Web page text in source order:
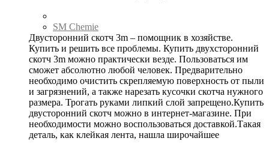
SM Chemie
Двусторонний скотч 3m – помощник в хозяйстве.
Купить и решить все проблемы. Купить двухсторонний
скотч 3m можно практически везде. Пользоваться им
сможет абсолютно любой человек. Предварительно
необходимо очистить скрепляемую поверхность от пыли
и загрязнений, а также нарезать кусочки скотча нужного
размера. Трогать руками липкий слой запрещено.Купить
двусторонний скотч можно в интернет-магазине. При
необходимости можно воспользоваться доставкой.Такая
деталь, как клейкая лента, нашла широчайшее